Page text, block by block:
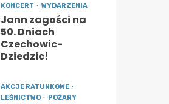
KONCERT WYDARZENIA
Jann zagości na
50. Dniach
Czechowic-
Dziedzic!
AKCJE RATUNKOWE
LEŚNICTWO
POŻARY